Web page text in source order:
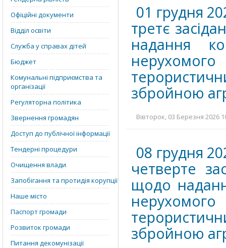
Офіційні документи
Відділ освіти
Служба у справах дітей
Бюджет
Комунальні підприємства та
організації
Регуляторна політика
Звернення громадян
Доступ до публічної інформації
Тендерні процедури
Очищення влади
Запобігання та протидія корупції
Наше місто
Паспорт громади
Розвиток громади
Питання декомунізації
01 грудня
третє
надання
збройною
Вівторок, 03 Березня 2026
08 грудня
четверте
щодо
збройною